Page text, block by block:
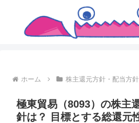
ホーム 株主還元方針・配当方針
極東貿易（8093）の株主
針は？ 目標とする総還元